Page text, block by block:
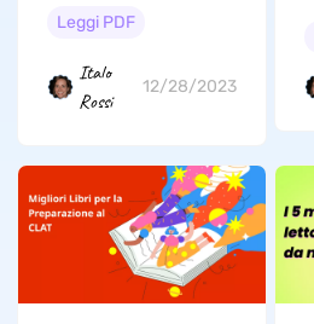
Leggi PDF
Italo
Rossi
12/28/2023